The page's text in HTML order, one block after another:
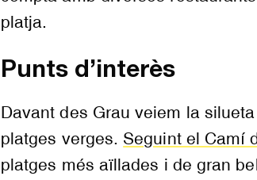
platja.
Punts d’interès
Davant des Grau veiem la
platges verges. Seguint el Camí
platges més aïllades i de gran